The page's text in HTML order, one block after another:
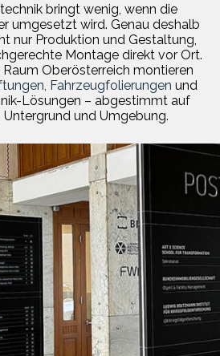
bringt wenig, wenn die
umgesetzt wird. Genau deshalb
nur Produktion und Gestaltung,
Montage direkt vor Ort.
Oberösterreich montieren
Fahrzeugfolierungen und
Lösungen – abgestimmt auf
Untergrund und Umgebung.